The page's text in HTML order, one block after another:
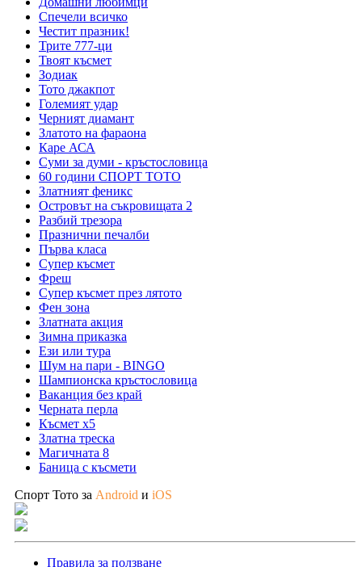
Спечели всичко
Честит празник!
Трите 777-ци
Твоят късмет
Зодиак
Тото джакпот
Големият удар
Черният диамант
Златото на фараона
Каре АСА
Суми за думи - кръстословица
60 години СПОРТ ТОТО
Златният феникс
Островът на съкровищата 2
Разбий трезора
Празнични печалби
Първа класа
Супер късмет
Фреш
Супер късмет през лятото
Фен зона
Златната акция
Зимна приказка
Ези или тура
Шум на пари - BINGO
Шампионска кръстословица
Ваканция без край
Черната перла
Късмет х5
Златна треска
Магичната 8
Баница с късмети
Спорт Тото за Android и iOS
Правила за ползване